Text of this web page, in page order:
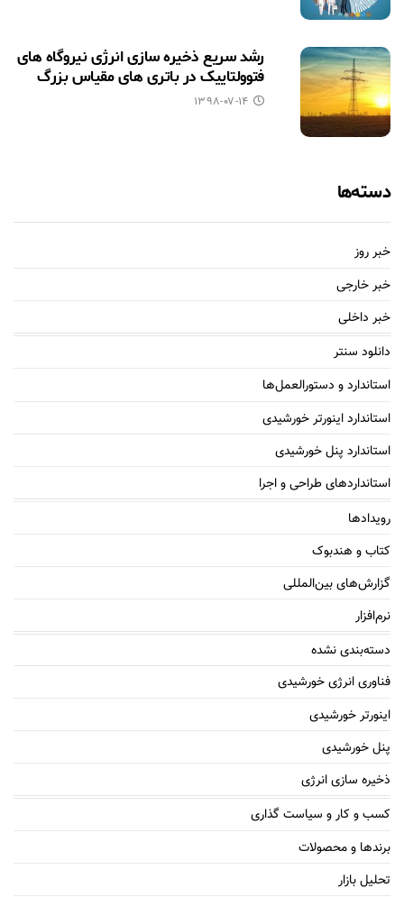
رشد سریع ذخیره سازی انرژی نیروگاه های
فتوولتاییک در باتری های مقیاس بزرگ
۱۳۹۸-۰۷-۱۴
دسته‌ها
خبر روز
خبر خارجی
خبر داخلی
دانلود سنتر
استاندارد و دستورالعمل‌ها
استاندارد اینورتر خورشیدی
استاندارد پنل خورشیدی
استانداردهای طراحی و اجرا
رویدادها
کتاب و هندبوک
گزارش‌های بین‌المللی
نرم‌افزار
دسته‌بندی نشده
فناوری انرژی خورشیدی
اینورتر خورشیدی
پنل خورشیدی
ذخیره سازی انرژی
کسب و کار و سیاست گذاری
برندها و محصولات
تحلیل بازار